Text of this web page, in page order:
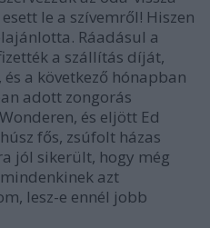
le a szívemről! Hiszen
Ráadásul a
a szállítás díját,
a következő hónapban
adott zongorás
és eljött Ed
fős, zsúfolt házas
jól sikerült, hogy még
azt
lesz-e ennél jobb